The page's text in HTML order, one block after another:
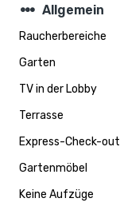
steppers Allgemein
Raucherbereiche
Garten
TV in der Lobby
Terrasse
Express-Check-out
Gartenmöbel
Keine Aufzüge